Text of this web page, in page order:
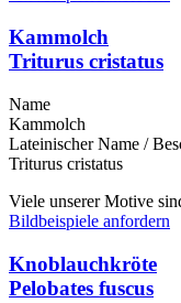
Kammolch
Triturus cristatus
Name
Kammolch
Lateinischer Name /
Triturus cristatus
Viele unserer Motive
Bildbeispiele anfordern
Knoblauchkröte
Pelobates fuscus